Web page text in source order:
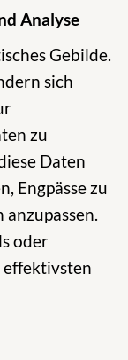
Analyse
Gebilde.
sich
zu
Daten
Engpässe zu
oder
effektivsten